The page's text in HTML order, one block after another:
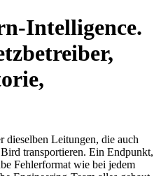
Intelligence.
Leitungen, die auch
transportieren. Ein Endpunkt,
Fehlerformat wie bei jedem